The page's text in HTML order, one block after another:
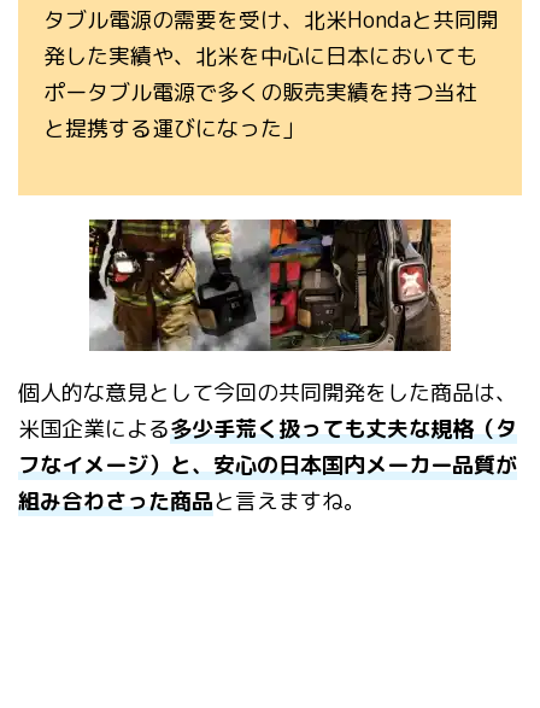
タブル電源の需要を受け、北米Hondaと共同開
発した実績や、北米を中心に日本においても
ポータブル電源で多くの販売実績を持つ当社
と提携する運びになった」
個人的な意見として今回の共同開発をした商品は、
米国企業による多少手荒く扱っても丈夫な規格（タ
フなイメージ）と、安心の日本国内メーカー品質が
組み合わさった商品と言えますね。